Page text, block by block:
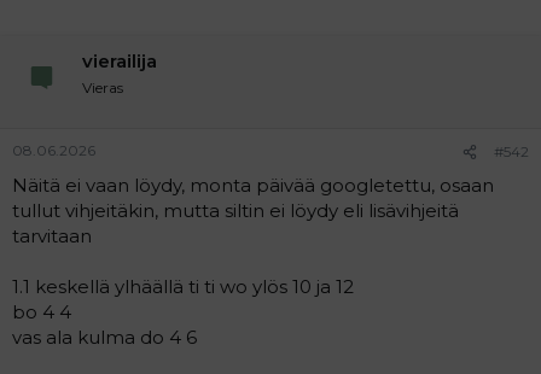
pääsanasta 10 ( vasen)
vierailija
Vieras
08.06.2026 #542
Näitä ei vaan löydy, monta päivää googletettu, osaan
tullut vihjeitäkin, mutta siltin ei löydy eli lisävihjeitä
tarvitaan
1.1 keskellä ylhäällä ti ti wo ylös 10 ja 12
bo 4 4
vas ala kulma do 4 6